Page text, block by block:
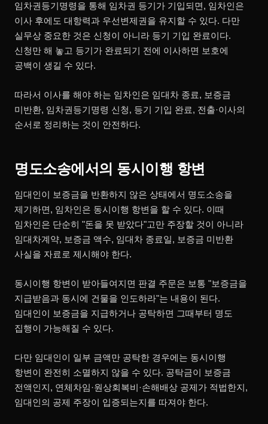
임차권등기명령을 통해 임차권 등기가 기입되면, 임차인은
이사 후에도 대항력과 우선변제권을 유지할 수 있다. 다만
실무상 중요한 것은 신청이 아니라 등기 기입 완료이다.
신청만 해 놓고 등기가 완료되기 전에 이사하면 보호에
공백이 생길 수 있다.
따라서 이사를 해야 하는 임차인은 임대차 종료, 보증금
미반환, 임차권등기명령 신청, 등기 기입 완료, 전출·이사의
순서로 정리하는 것이 안전하다.
명도소송에서의 동시이행 항변
임대인이 보증금을 반환하지 않은 상태에서 명도소송을
제기하면, 임차인은 동시이행 항변을 할 수 있다. 이때
임차인은 단순히 "돈을 못 받았다"고만 주장할 것이 아니라
임대차계약, 보증금 액수, 임대차 종료일, 보증금 미반환
사실을 자료로 제시해야 한다.
동시이행 항변이 받아들여지면 판결 주문은 보통 "보증금을
지급받음과 동시에 건물을 인도하라"는 내용이 된다.
임대인이 보증금을 지급하거나 공탁하면 그때부터 명도
집행이 가능해질 수 있다.
다만 임대인이 일부 금액만 공탁한 경우에는 동시이행
항변이 완전히 소멸하지 않을 수 있다. 공탁금이 보증금
전액인지, 연체차임·원상회복비·손해배상 공제가 적법한지,
임대인의 공제 주장이 입증되는지를 따져야 한다.